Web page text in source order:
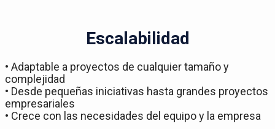
Escalabilidad
• Adaptable a proyectos de cualquier tamaño y
complejidad
• Desde pequeñas iniciativas hasta grandes proyectos
empresariales
• Crece con las necesidades del equipo y la empresa